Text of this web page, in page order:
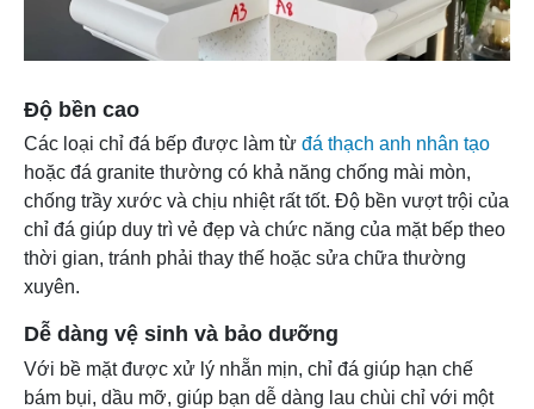
Độ bền cao
Các loại chỉ đá bếp được làm từ đá thạch anh nhân tạo
hoặc đá granite thường có khả năng chống mài mòn,
chống trầy xước và chịu nhiệt rất tốt. Độ bền vượt trội của
chỉ đá giúp duy trì vẻ đẹp và chức năng của mặt bếp theo
thời gian, tránh phải thay thế hoặc sửa chữa thường
xuyên.
Dễ dàng vệ sinh và bảo dưỡng
Với bề mặt được xử lý nhẵn mịn, chỉ đá giúp hạn chế
bám bụi, dầu mỡ, giúp bạn dễ dàng lau chùi chỉ với một